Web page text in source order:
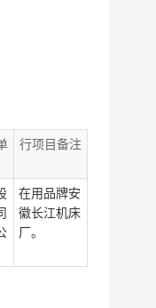
行项目备注
在用品牌安
徽长江机床
厂。